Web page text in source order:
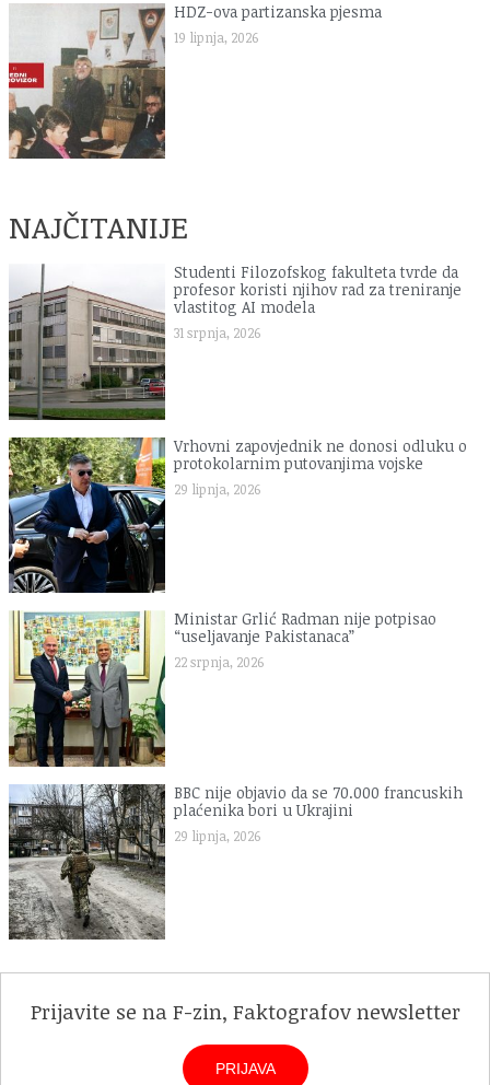
HDZ-ova partizanska pjesma
19 lipnja, 2026
NAJČITANIJE
Studenti Filozofskog fakulteta tvrde da
profesor koristi njihov rad za treniranje
vlastitog AI modela
31 srpnja, 2026
Vrhovni zapovjednik ne donosi odluku o
protokolarnim putovanjima vojske
29 lipnja, 2026
Ministar Grlić Radman nije potpisao
“useljavanje Pakistanaca”
22 srpnja, 2026
BBC nije objavio da se 70.000 francuskih
plaćenika bori u Ukrajini
29 lipnja, 2026
Prijavite se na F-zin, Faktografov newsletter
PRIJAVA